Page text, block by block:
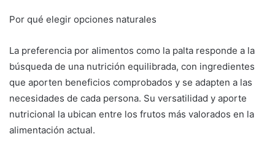
Por qué elegir opciones naturales
La preferencia por alimentos como la palta responde a la
búsqueda de una nutrición equilibrada, con ingredientes
que aporten beneficios comprobados y se adapten a las
necesidades de cada persona. Su versatilidad y aporte
nutricional la ubican entre los frutos más valorados en la
alimentación actual.